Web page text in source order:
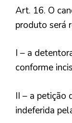
Art. 16. O
produto será
I – a
conforme
II – a petição
indeferida